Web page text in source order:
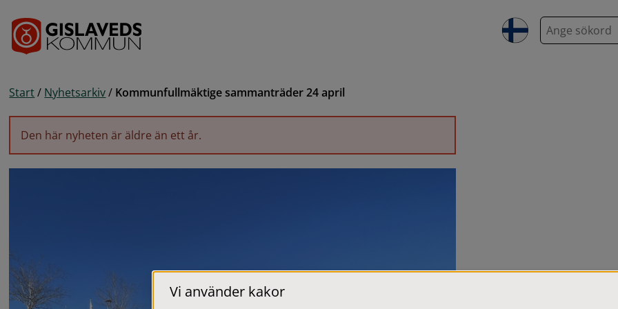
S
ö
Start / Nyhetsarkiv / Kommunfullmäktige sammanträder 24 april
Den här nyheten är äldre än ett år.
Vi använder kakor